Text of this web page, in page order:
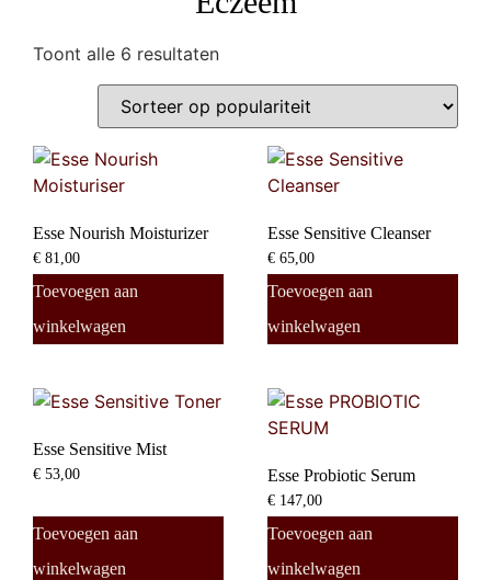
Toont alle 6 resultaten
Esse Nourish Moisturizer
€ 81,00
Toevoegen aan
winkelwagen
Esse Sensitive Cleanser
€ 65,00
Toevoegen aan
winkelwagen
Esse Sensitive Mist
€ 53,00
Toevoegen aan
winkelwagen
Esse Probiotic Serum
€ 147,00
Toevoegen aan
winkelwagen